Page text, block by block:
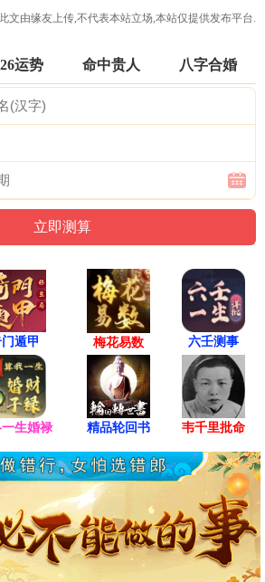
文由缘友上传,不代表本站立场,本站仅提供发布平台.
运势 命中贵人 八字合婚
遁甲 梅花易数 六壬测事
生婚禄 精品轮回书 韦千里批命